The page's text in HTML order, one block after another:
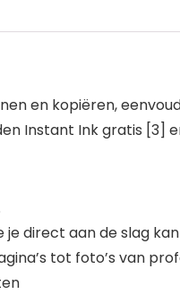
en kopiëren,
Instant Ink gratis [3]
je direct aan de slag
tot foto’s